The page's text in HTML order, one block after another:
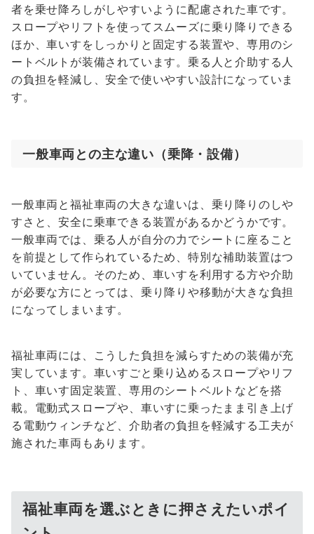
者を乗せ降ろしがしやすいように配慮された車です。
スロープやリフトを使ってスムーズに乗り降りできる
ほか、車いすをしっかりと固定する装置や、専用のシ
ートベルトが装備されています。乗る人と介助する人
の負担を軽減し、安全で使いやすい設計になっていま
す。
一般車両との主な違い（乗降・設備）
一般車両と福祉車両の大きな違いは、乗り降りのしや
すさと、安全に乗車できる装置があるかどうかです。
一般車両では、乗る人が自分の力でシートに座ること
を前提として作られているため、特別な補助装置はつ
いていません。そのため、車いすを利用する方や介助
が必要な方にとっては、乗り降りや移動が大きな負担
になってしまいます。
福祉車両には、こうした負担を減らすための装備が充
実しています。車いすごと乗り込めるスロープやリフ
ト、車いす固定装置、専用のシートベルトなどを搭
載。電動式スロープや、車いすに乗ったまま引き上げ
る電動ウィンチなど、介助者の負担を軽減する工夫が
施された車両もあります。
福祉車両を選ぶときに押さえたいポイ